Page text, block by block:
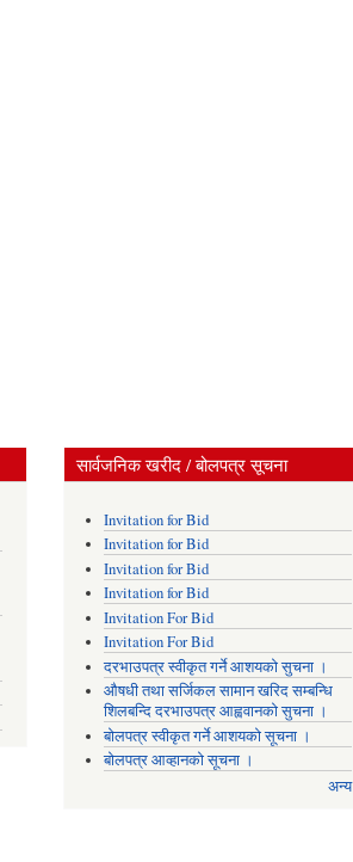
सार्वजनिक खरीद / बोलपत्र सूचना
Invitation for Bid
Invitation for Bid
Invitation for Bid
Invitation for Bid
Invitation For Bid
Invitation For Bid
दरभाउपत्र स्वीकृत गर्ने आशयको सुचना ।
औषधी तथा सर्जिकल सामान खरिद सम्बन्धि
शिलबन्दि दरभाउपत्र आह्ववानको सुचना ।
बोलपत्र स्वीकृत गर्ने आशयको सूचना ।
बोलपत्र आव्हानको सूचना ।
अन्य